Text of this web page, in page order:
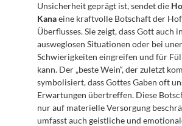
Unsicherheit geprägt ist, sendet die
Kana eine kraftvolle Botschaft der
Überflusses. Sie zeigt, dass Gott auch
ausweglosen Situationen oder bei
Schwierigkeiten eingreifen und für
kann. Der „beste Wein“, der zuletzt
symbolisiert, dass Gottes Gaben oft
Erwartungen übertreffen. Diese
nur auf materielle Versorgung
umfasst auch geistliche und